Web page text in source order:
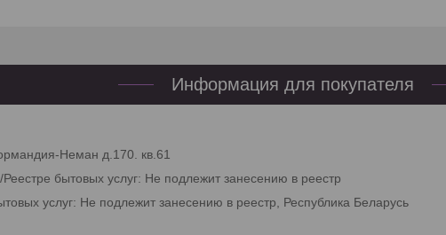
Информация для покупателя
Неман д.170. кв.61
бытовых услуг: Не подлежит занесению в реестр
услуг: Не подлежит занесению в реестр, Республика Беларусь